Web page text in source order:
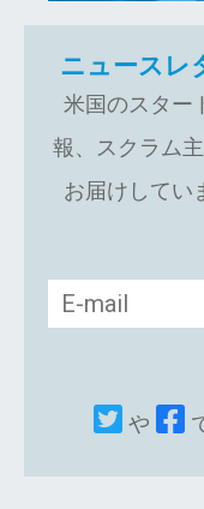
ニュースレ
米国のスター
報、スクラム
お届けしてい
や